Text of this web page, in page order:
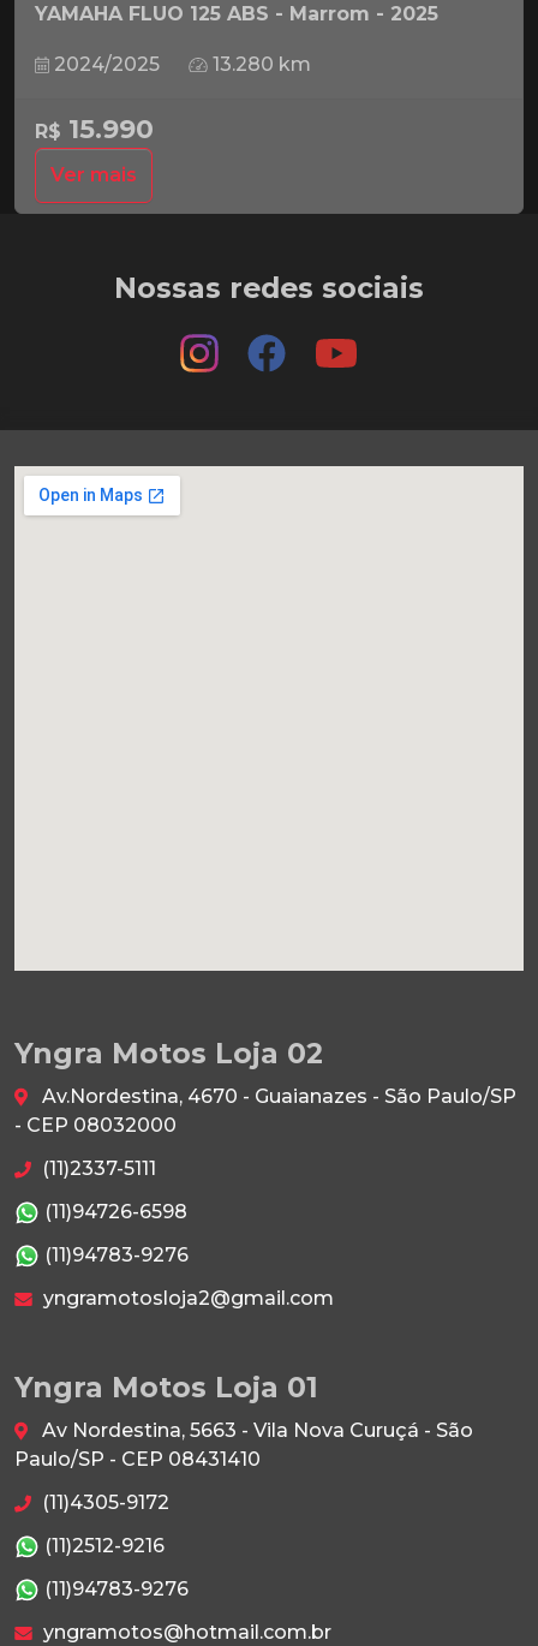
YAMAHA FLUO 125 ABS - Marrom - 2025
2024/2025 13.280 km
R$ 15.990
Ver mais
Nossas redes sociais
Yngra Motos Loja 02
Av.Nordestina, 4670 - Guaianazes - São Paulo/SP
- CEP 08032000
(11)2337-5111
(11)94726-6598
(11)94783-9276
yngramotosloja2@gmail.com
Yngra Motos Loja 01
Av Nordestina, 5663 - Vila Nova Curuçá - São
Paulo/SP - CEP 08431410
(11)4305-9172
(11)2512-9216
(11)94783-9276
yngramotos@hotmail.com.br